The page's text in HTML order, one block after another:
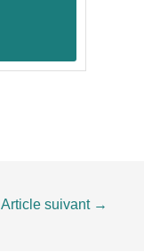
Article suivant →